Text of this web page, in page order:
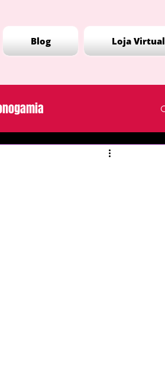
Blog Loja Virtual
Coluna de opinião